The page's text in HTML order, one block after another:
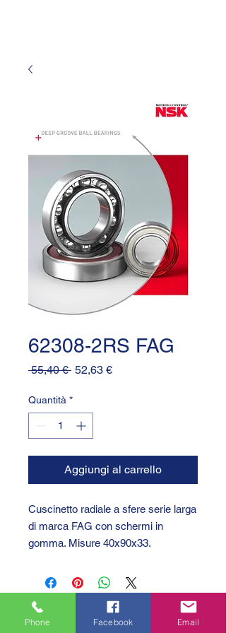
62308-2RS FAG
55,40 € Prezzo
52,63 €Prezzo
Quantità *
Aggiungi al carrello
Cuscinetto radiale a sfere serie larga
di marca FAG con schermi in
gomma. Misure 40x90x33.
Phone Facebook Email